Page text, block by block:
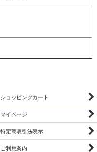
ショッピングカート
マイページ
特定商取引法表示
ご利用案内